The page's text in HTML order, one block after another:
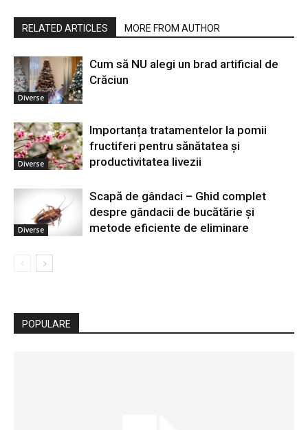
RELATED ARTICLES MORE FROM AUTHOR
Diverse
Cum să NU alegi un brad artificial de
Crăciun
Diverse
Importanța tratamentelor la pomii
fructiferi pentru sănătatea și
productivitatea livezii
Diverse
Scapă de gândaci – Ghid complet
despre gândacii de bucătărie și
metode eficiente de eliminare
POPULARE